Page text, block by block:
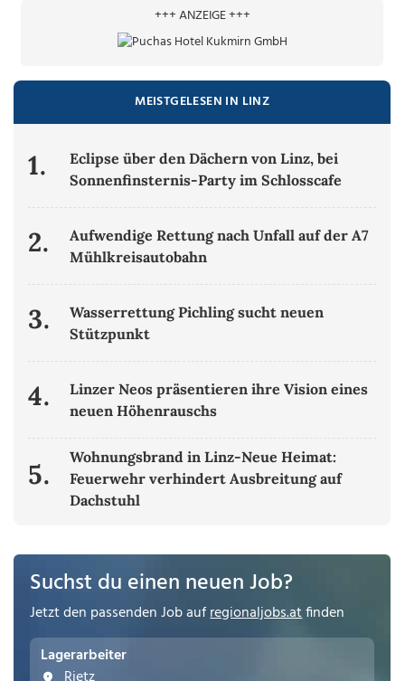
+++ ANZEIGE +++
MEISTGELESEN IN LINZ
1.
Eclipse über den Dächern von Linz, bei
Sonnenfinsternis-Party im Schlosscafe
2.
Aufwendige Rettung nach Unfall auf der A7
Mühlkreisautobahn
3.
Wasserrettung Pichling sucht neuen
Stützpunkt
4.
Linzer Neos präsentieren ihre Vision eines
neuen Höhenrauschs
5.
Wohnungsbrand in Linz-Neue Heimat:
Feuerwehr verhindert Ausbreitung auf
Dachstuhl
Suchst du einen neuen Job?
Jetzt den passenden Job aufregionaljobs.atfinden
Lagerarbeiter